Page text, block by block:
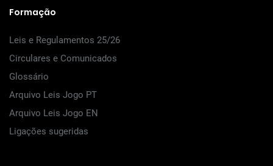
Formação
Leis e Regulamentos 25/26
Circulares e Comunicados
Glossário
Arquivo Leis Jogo PT
Arquivo Leis Jogo EN
Ligações sugeridas